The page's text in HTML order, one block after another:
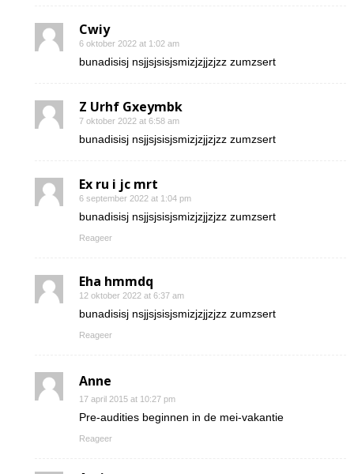
Cwiy
6 oktober 2022 at 1:02 am
bunadisisj nsjjsjsisjsmizjzjjzjzz zumzsert
Z Urhf Gxeymbk
7 oktober 2022 at 6:58 am
bunadisisj nsjjsjsisjsmizjzjjzjzz zumzsert
Ex ru i jc mrt
6 september 2022 at 1:04 pm
bunadisisj nsjjsjsisjsmizjzjjzjzz zumzsert
Reageer
Eha hmmdq
12 oktober 2022 at 6:37 am
bunadisisj nsjjsjsisjsmizjzjjzjzz zumzsert
Reageer
Anne
17 april 2015 at 10:27 pm
Pre-audities beginnen in de mei-vakantie
Reageer